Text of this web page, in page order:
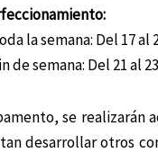
la semana: Del 17 al
de semana: Del 21 al
se
desarrollar otros